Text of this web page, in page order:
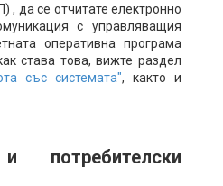
да се отчитате електронно
с управляващия
оперативна програма
става това, вижте раздел
със системата", както и
потребителски